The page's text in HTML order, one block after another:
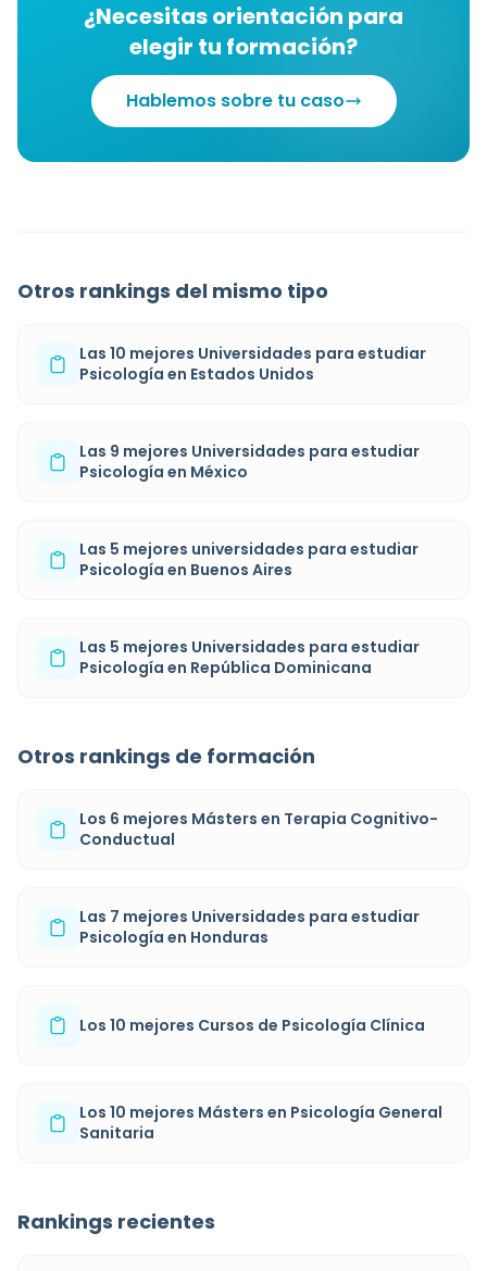
¿Necesitas orientación para
elegir tu formación?
Hablemos sobre tu caso
Otros rankings del mismo tipo
Las 10 mejores Universidades para estudiar
Psicología en Estados Unidos
Las 9 mejores Universidades para estudiar
Psicología en México
Las 5 mejores universidades para estudiar
Psicología en Buenos Aires
Las 5 mejores Universidades para estudiar
Psicología en República Dominicana
Otros rankings de formación
Los 6 mejores Másters en Terapia Cognitivo-
Conductual
Las 7 mejores Universidades para estudiar
Psicología en Honduras
Los 10 mejores Cursos de Psicología Clínica
Los 10 mejores Másters en Psicología General
Sanitaria
Rankings recientes